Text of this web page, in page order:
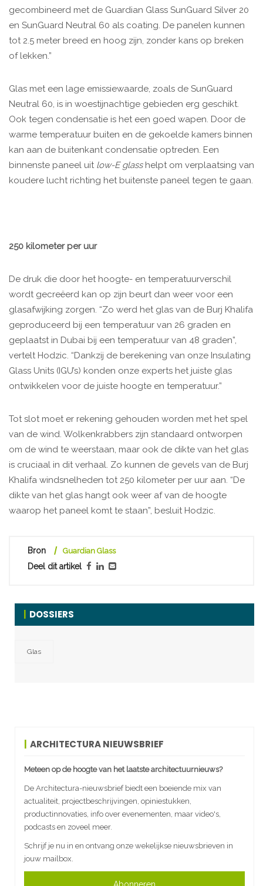
gecombineerd met de Guardian Glass SunGuard Silver 20
en SunGuard Neutral 60 als coating. De panelen kunnen
tot 2.5 meter breed en hoog zijn, zonder kans op breken
of lekken.”
Glas met een lage emissiewaarde, zoals de SunGuard
Neutral 60, is in woestijnachtige gebieden erg geschikt.
Ook tegen condensatie is het een goed wapen. Door de
warme temperatuur buiten en de gekoelde kamers binnen
kan aan de buitenkant condensatie optreden. Een
binnenste paneel uit low-E glasshelpt om verplaatsing van
koudere lucht richting het buitenste paneel tegen te gaan.
250 kilometer per uur
De druk die door het hoogte- en temperatuurverschil
wordt gecreëerd kan op zijn beurt dan weer voor een
glasafwijking zorgen. “Zo werd het glas van de Burj Khalifa
geproduceerd bij een temperatuur van 26 graden en
geplaatst in Dubai bij een temperatuur van 48 graden”,
vertelt Hodzic. “Dankzij de berekening van onze Insulating
Glass Units (IGU’s) konden onze experts het juiste glas
ontwikkelen voor de juiste hoogte en temperatuur.”
Tot slot moet er rekening gehouden worden met het spel
van de wind. Wolkenkrabbers zijn standaard ontworpen
om de wind te weerstaan, maar ook de dikte van het glas
is cruciaal in dit verhaal. Zo kunnen de gevels van de Burj
Khalifa windsnelheden tot 250 kilometer per uur aan. “De
dikte van het glas hangt ook weer af van de hoogte
waarop het paneel komt te staan”, besluit Hodzic.
Bron Guardian Glass
Deel dit artikel
DOSSIERS
Glas
ARCHITECTURA NIEUWSBRIEF
Meteen op de hoogte van het laatste architectuurnieuws?
De Architectura-nieuwsbrief biedt een boeiende mix van
actualiteit, projectbeschrijvingen, opiniestukken,
productinnovaties, info over evenementen, maar video's,
podcasts en zoveel meer.
Schrijf je nu in en ontvang onze wekelijkse nieuwsbrieven in
jouw mailbox.